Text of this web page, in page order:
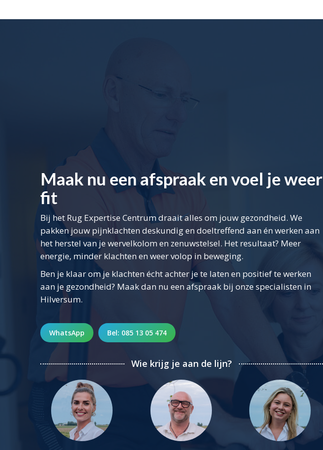
Maak nu een afspraak en voel je weer
fit
Bij het Rug Expertise Centrum draait alles om jouw gezondheid. We
pakken jouw pijnklachten deskundig en doeltreffend aan én werken aan
het herstel van je wervelkolom en zenuwstelsel. Het resultaat? Meer
energie, minder klachten en weer volop in beweging.
Ben je klaar om je klachten écht achter je te laten en positief te werken
aan je gezondheid? Maak dan nu een afspraak bij onze specialisten in
Hilversum.
WhatsApp Bel: 085 13 05 474
Wie krijg je aan de lijn?